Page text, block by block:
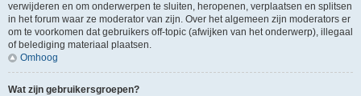
verwijderen en om onderwerpen te sluiten, heropenen, verplaatsen en splitsen
in het forum waar ze moderator van zijn. Over het algemeen zijn moderators er
om te voorkomen dat gebruikers off-topic (afwijken van het onderwerp), illegaal
of belediging materiaal plaatsen.
Omhoog
Wat zijn gebruikersgroepen?